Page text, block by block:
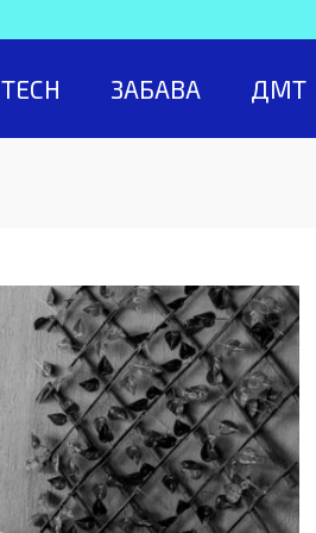
TECH ЗАБАВА ДМТ